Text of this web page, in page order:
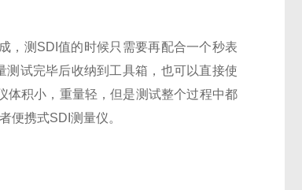
，测SDI值的时候只需要再配合一个秒表
试完毕后收纳到工具箱，也可以直接使
体积小，重量轻，但是测试整个过程中都
便携式SDI测量仪。